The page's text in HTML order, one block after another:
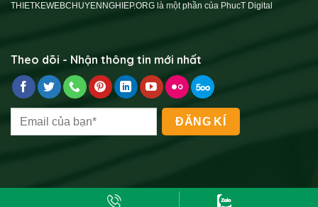
THIETKEWEBCHUYENNGHIEP.ORG là một phần của PhucT Digital
Theo dõi - Nhận thông tin mới nhất